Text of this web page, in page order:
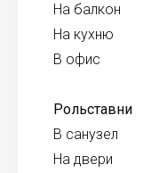
На балкон
На кухню
В офис
Рольставни
В санузел
На двери